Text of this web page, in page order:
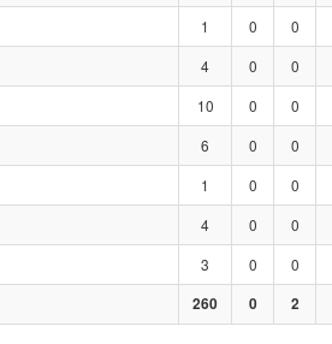
1 0 0
4 0 0
10 0 0
6 0 0
1 0 0
4 0 0
3 0 0
260 0 2